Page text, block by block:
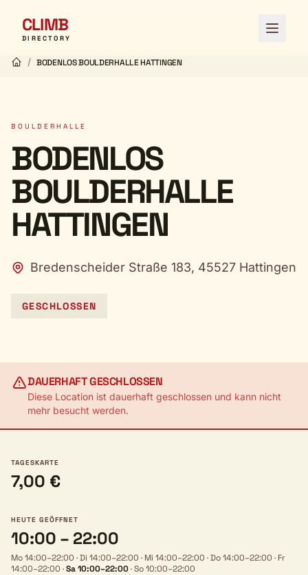
CLIMB
DIRECTORY Menü
/ BODENLOS BOULDERHALLE HATTINGEN
BOULDERHALLE
BODENLOS
BOULDERHALLE
HATTINGEN
Bredenscheider Straße 183, 45527 Hattingen
GESCHLOSSEN
DAUERHAFT GESCHLOSSEN
Diese Location ist dauerhaft geschlossen und kann nicht
mehr besucht werden.
TAGESKARTE
7,00 €
HEUTE GEÖFFNET
10:00 – 22:00
Mo 14:00–22:00 ·Di 14:00–22:00 · Mi 14:00–22:00 ·Do 14:00–22:00 · Fr
14:00–22:00 ·Sa 10:00–22:00·So 10:00–22:00